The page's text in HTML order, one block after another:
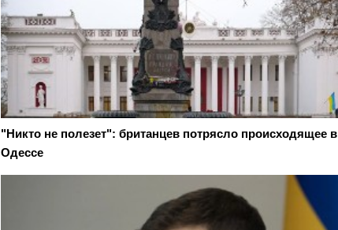
"Никто не полезет": британцев потрясло происходящее в
Одессе